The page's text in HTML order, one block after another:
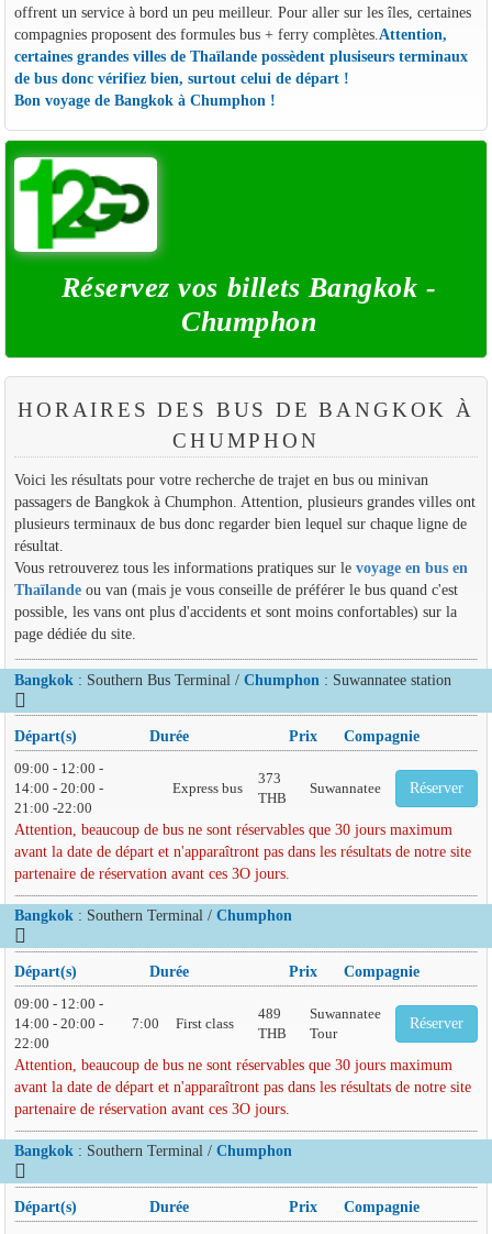
offrent un service à bord un peu meilleur. Pour aller sur les îles, certaines
compagnies proposent des formules bus + ferry complètes. Attention,
certaines grandes villes de Thaïlande possèdent plusiseurs terminaux
de bus donc vérifiez bien, surtout celui de départ !
Bon voyage de Bangkok à Chumphon !
Réservez vos billets Bangkok -
Chumphon
HORAIRES DES BUS DE BANGKOK À
CHUMPHON
Voici les résultats pour votre recherche de trajet en bus ou minivan
passagers de Bangkok à Chumphon. Attention, plusieurs grandes villes ont
plusieurs terminaux de bus donc regarder bien lequel sur chaque ligne de
résultat.
Vous retrouverez tous les informations pratiques sur le voyage en bus en
Thaïlandeou van (mais je vous conseille de préférer le bus quand c'est
possible, les vans ont plus d'accidents et sont moins confortables) sur la
page dédiée du site.
Bangkok : Southern Bus Terminal / Chumphon : Suwannatee station
Départ(s) Durée Prix Compagnie
09:00 - 12:00 -
14:00 - 20:00 -
21:00 -22:00
Express bus
373
THB
Suwannatee Réserver
Attention, beaucoup de bus ne sont réservables que 30 jours maximum
avant la date de départ et n'apparaîtront pas dans les résultats de notre site
partenaire de réservation avant ces 3O jours.
Bangkok : Southern Terminal / Chumphon
Départ(s) Durée Prix Compagnie
09:00 - 12:00 -
14:00 - 20:00 -
22:00
7:00 First class
489
THB
Suwannatee
Tour
Réserver
Attention, beaucoup de bus ne sont réservables que 30 jours maximum
avant la date de départ et n'apparaîtront pas dans les résultats de notre site
partenaire de réservation avant ces 3O jours.
Bangkok: Southern Terminal / Chumphon
Départ(s) Durée Prix Compagnie